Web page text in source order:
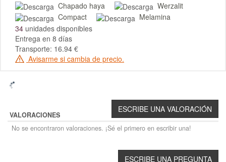
Chapado haya
Werzalit
Compact
Melamina
34 unidades disponibles
Entrega en 8 días
Transporte: 16.94 €
Avisarme si cambia de precio.
VALORACIONES
No se encontraron valoraciones. ¡Sé el primero en escribir una!